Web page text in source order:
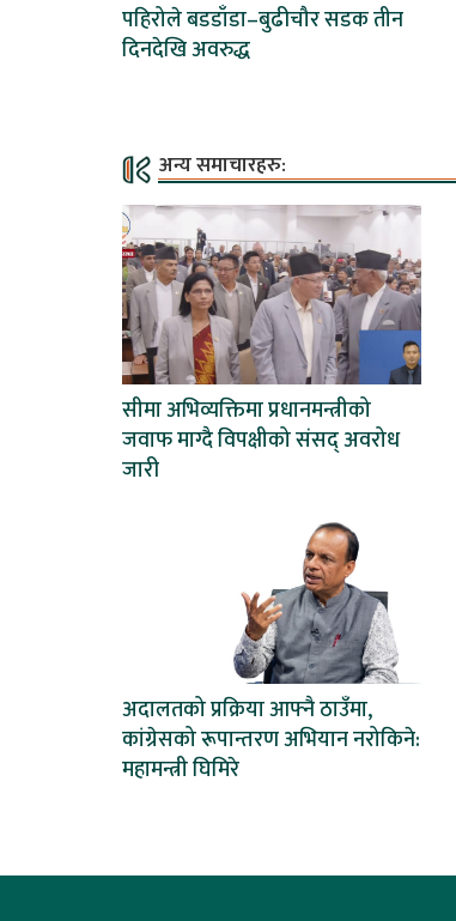
पहिरोले बडडाँडा–बुढीचौर सडक तीन
दिनदेखि अवरुद्ध
अन्य समाचारहरु:
सीमा अभिव्यक्तिमा प्रधानमन्त्रीको
जवाफ माग्दै विपक्षीको संसद् अवरोध
जारी
अदालतको प्रक्रिया आफ्नै ठाउँमा,
कांग्रेसको रूपान्तरण अभियान नरोकिने:
महामन्त्री घिमिरे